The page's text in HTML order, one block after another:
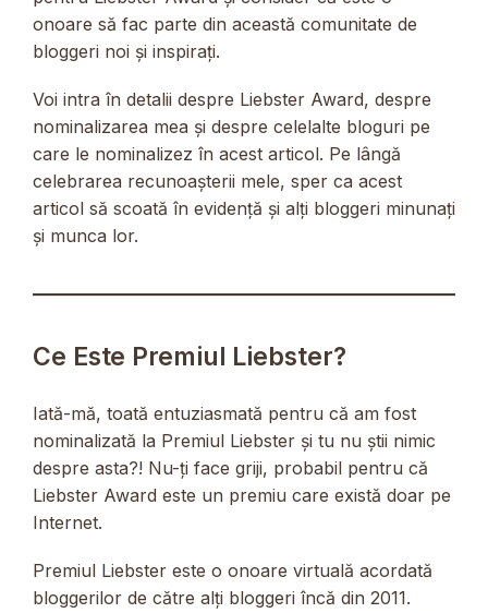
onoare să fac parte din această comunitate de
bloggeri noi și inspirați.
Voi intra în detalii despre Liebster Award, despre
nominalizarea mea și despre celelalte bloguri pe
care le nominalizez în acest articol. Pe lângă
celebrarea recunoașterii mele, sper ca acest
articol să scoată în evidență și alți bloggeri minunați
și munca lor.
Ce Este Premiul Liebster?
Iată-mă, toată entuziasmată pentru că am fost
nominalizată la Premiul Liebster și tu nu știi nimic
despre asta?! Nu-ți face griji, probabil pentru că
Liebster Award este un premiu care există doar pe
Internet.
Premiul Liebster este o onoare virtuală acordată
bloggerilor de către alți bloggeri încă din 2011.